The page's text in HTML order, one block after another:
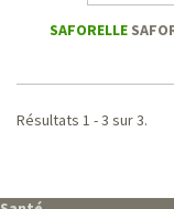
SAFORELLE
Résultats 1 - 3 sur 3.